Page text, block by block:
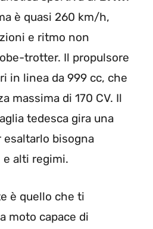
è quasi 260 km/h,
e ritmo non
trotter. Il propulsore
in linea da 999 cc, che
massima di 170 CV. Il
tedesca gira una
esaltarlo bisogna
alti regimi.
è quello che ti
moto capace di